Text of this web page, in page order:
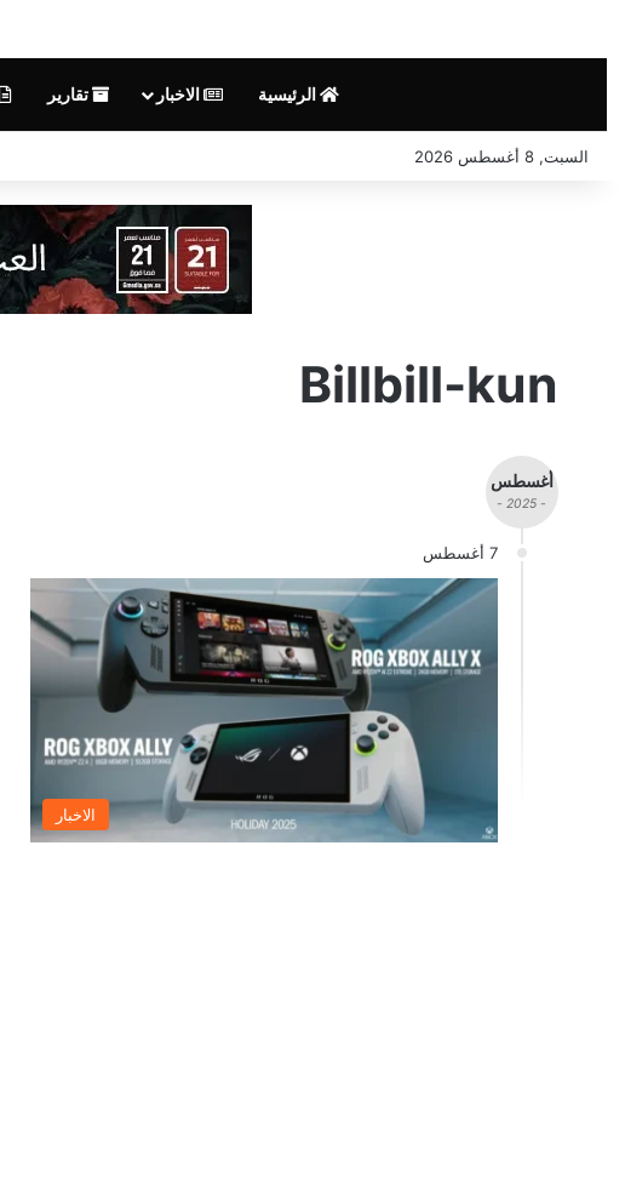
الرئيسية الاخبار تقارير
السبت, 8 أغسطس 2026
Billbill-kun
أغسطس
- 2025 -
7 أغسطس
الاخبار